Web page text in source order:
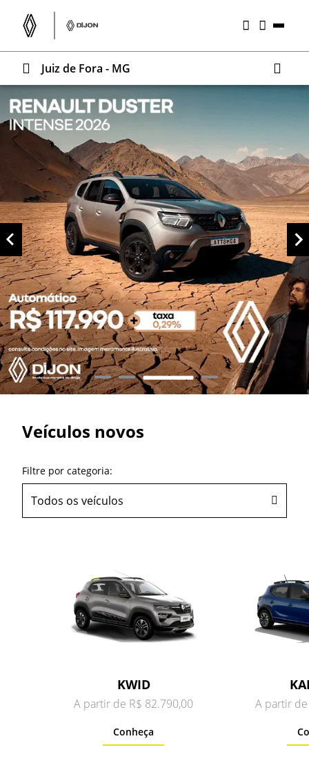
Juiz de Fora - MG
Veículos novos
Filtre por categoria:
Todos os veículos
KWID
A partir de R$ 82.790,00
Conheça
A partir